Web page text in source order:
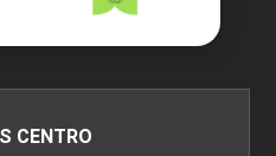
AVALIAÇÃO
6
CENTRO